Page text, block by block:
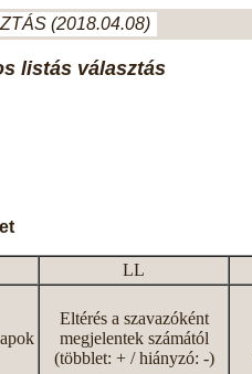
(2018.04.08)
listás választás
LL
Eltérés a szavazóként
megjelentek számától
(többlet: + / hiányzó: -)